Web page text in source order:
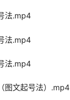
法.mp4
法.mp4
法.mp4
图文起号法）.mp4